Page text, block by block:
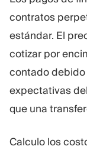
contratos
estándar. El
cotizar por
contado debido
expectativas
que una
Calculo los